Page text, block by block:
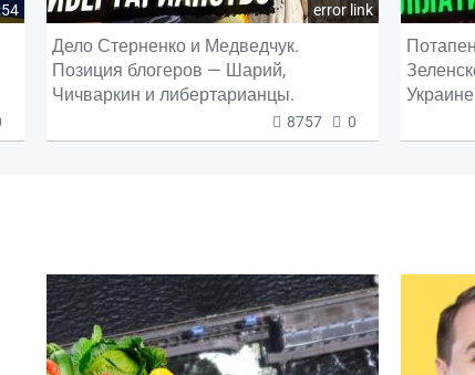
error link
Дело Стерненко и Медведчук.
Позиция блогеров — Шарий,
Чичваркин и либертарианцы.
8757 0